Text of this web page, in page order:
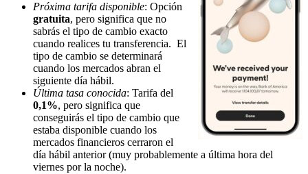
Próxima tarifa disponible: Opción
gratuita, pero significa que no
sabrás el tipo de cambio exacto
cuando realices tu transferencia. El
tipo de cambio se determinará
cuando los mercados abran el
siguiente día hábil.
Última tasa conocida: Tarifa del
0,1%, pero significa que
conseguirás el tipo de cambio que
estaba disponible cuando los
mercados financieros cerraron el
día hábil anterior (muy probablemente a última hora del
viernes por la noche).